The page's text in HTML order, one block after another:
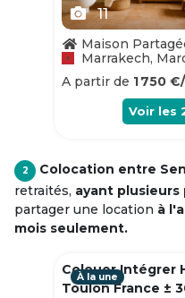
11
Maison
Marrakech,
A partir de 1 750
Voir les
2 Colocation entre
retraités, ayant
partager une location à
mois seulement.
Colouer Intégrer
Toulon France ±
À la une